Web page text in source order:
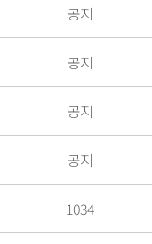
공지
공지
공지
공지
1034